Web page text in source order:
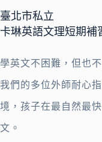
臺北市私立
卡琳英語文理短期補
學英文不困難，但也
我們的多位外師耐心
境，孩子在最自然最
文。